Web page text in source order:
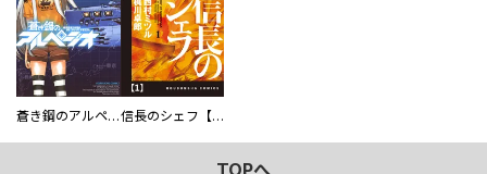
蒼き鋼のアルペジオ 信長のシェフ【単話版】